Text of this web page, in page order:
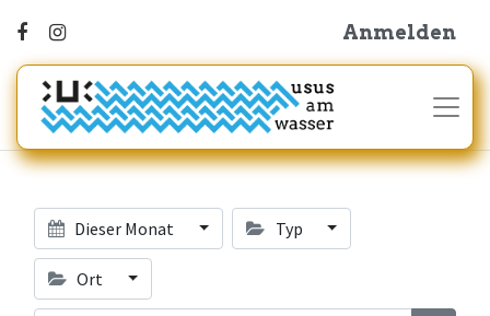
Anmelden
Dieser Monat Typ
Ort